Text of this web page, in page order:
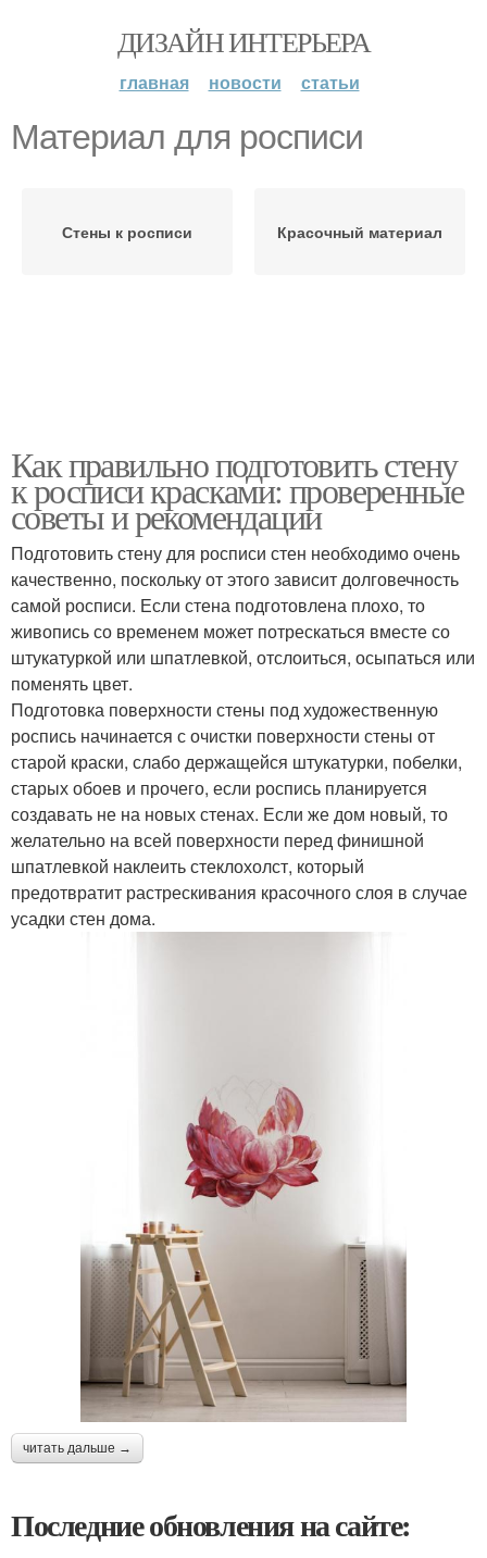
ДИЗАЙН ИНТЕРЬЕРА
главная новости статьи
Материал для росписи
Стены к росписи Красочный материал
Как правильно подготовить стену
к росписи красками: проверенные
советы и рекомендации
Подготовить стену для росписи стен необходимо очень
качественно, поскольку от этого зависит долговечность
самой росписи. Если стена подготовлена плохо, то
живопись со временем может потрескаться вместе со
штукатуркой или шпатлевкой, отслоиться, осыпаться или
поменять цвет.
Подготовка поверхности стены под художественную
роспись начинается с очистки поверхности стены от
старой краски, слабо держащейся штукатурки, побелки,
старых обоев и прочего, если роспись планируется
создавать не на новых стенах. Если же дом новый, то
желательно на всей поверхности перед финишной
шпатлевкой наклеить стеклохолст, который
предотвратит растрескивания красочного слоя в случае
усадки стен дома.
читать дальше →
Последние обновления на сайте: